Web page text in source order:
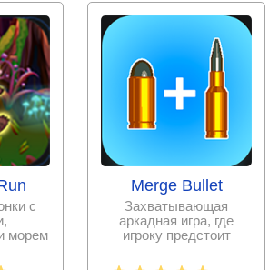
с
морем
Merge Bullet
Захватывающая
аркадная игра, где
игроку предстоит
различные виды